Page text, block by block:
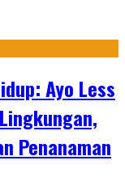
Ayo Less
Penanaman